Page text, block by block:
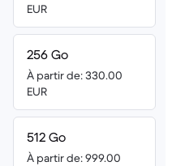
EUR
256 Go
À partir de: 330.00
EUR
512 Go
À partir de: 999.00